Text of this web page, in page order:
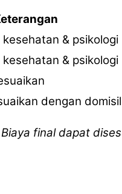
& psikologi
& psikologi
dengan
final dapat